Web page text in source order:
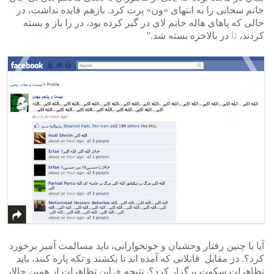
خانم سحابی را به انتهای «ون» پرت کرد. بازهم فایده نداشت، در
حالی که پاهای هاله خانم لای در گیر کرده بود، در را باز و بسته
کردند، تا در بالاخره بسته شد.”
آیا با چنین رفتار وحشیان و خونخوارانی، باید مسالمت آمیز برخورد
کرد؟. در مقابل قاتلانی که آمده اند تا بکشند و تکه پاره کنند، باید
تظاهرات سکوت برگزار کرد؟. نتیجه ی این تظاهرات از همین حالا،
>